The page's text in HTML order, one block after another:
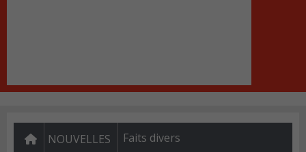
NOUVELLES Faits divers